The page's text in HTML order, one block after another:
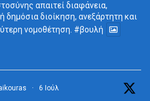
απαιτεί διαφάνεια,
δημόσια διοίκηση, ανεξάρτητη και
νομοθέτηση. #βουλή
· 6 Ιούλ